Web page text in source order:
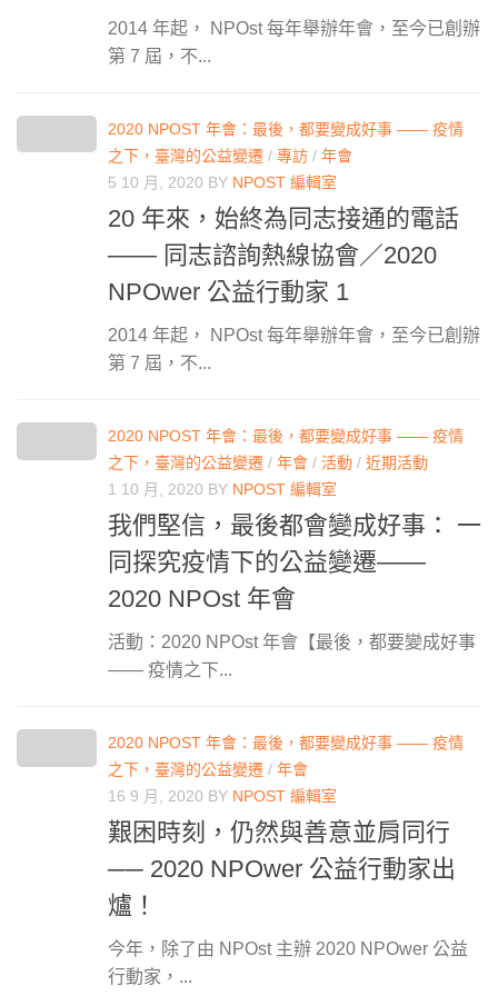
2014 年起， NPOst 每年舉辦年會，至今已創辦
第 7 屆，不...
2020 NPOST 年會：最後，都要變成好事 —— 疫情
之下，臺灣的公益變遷 / 專訪 / 年會
5 10 月, 2020 BY NPOST 編輯室
20 年來，始終為同志接通的電話
—— 同志諮詢熱線協會／2020
NPOwer 公益行動家 1
2014 年起， NPOst 每年舉辦年會，至今已創辦
第 7 屆，不...
2020 NPOST 年會：最後，都要變成好事 —— 疫情
之下，臺灣的公益變遷 / 年會 / 活動 / 近期活動
1 10 月, 2020 BY NPOST 編輯室
我們堅信，最後都會變成好事： 一
同探究疫情下的公益變遷——
2020 NPOst 年會
活動：2020 NPOst 年會【最後，都要變成好事
—— 疫情之下...
2020 NPOST 年會：最後，都要變成好事 —— 疫情
之下，臺灣的公益變遷 / 年會
16 9 月, 2020 BY NPOST 編輯室
艱困時刻，仍然與善意並肩同行
── 2020 NPOwer 公益行動家出
爐！
今年，除了由 NPOst 主辦 2020 NPOwer 公益
行動家，...